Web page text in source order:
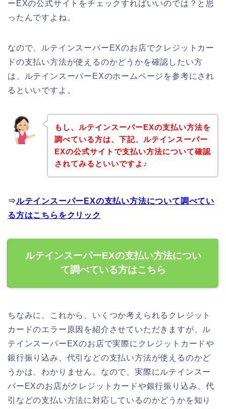
ーEXの公式サイトをチェックすればいいのでは？と思
ったんですよね。
なので、ルテインスーパーEXのお店でクレジットカー
ドの支払い方法が使えるのかどうかを確認したい方
は、ルテインスーパーEXのホームページを参考にされ
るといいですよ。
もし、ルテインスーパーEXの支払い方法を
調べている方は、下記、ルテインスーパー
EXの公式サイトで支払い方法について確認
されてみるといいですよ♪
⇒ルテインスーパーEXの支払い方法について調べてい
る方はこちらをクリック
ルテインスーパーEXの支払い方法につい
て調べている方はこちら
ちなみに、これから、いくつか考えられるクレジット
カードのエラー原因を紹介させていただきますが、ル
テインスーパーEXのお店で実際にクレジットカードや
銀行振り込み、代引などの支払い方法が使えるのかど
うかは、わかりません。なので、実際にルテインスー
パーEXのお店がクレジットカードや銀行振り込み、代
引などの支払い方法に対応しているのかどうかを知り